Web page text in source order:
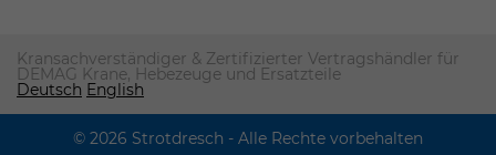
Kransachverständiger & Zertifizierter Vertragshändler für
DEMAG Krane, Hebezeuge und Ersatzteile
Deutsch English
© 2026 Strotdresch - Alle Rechte vorbehalten